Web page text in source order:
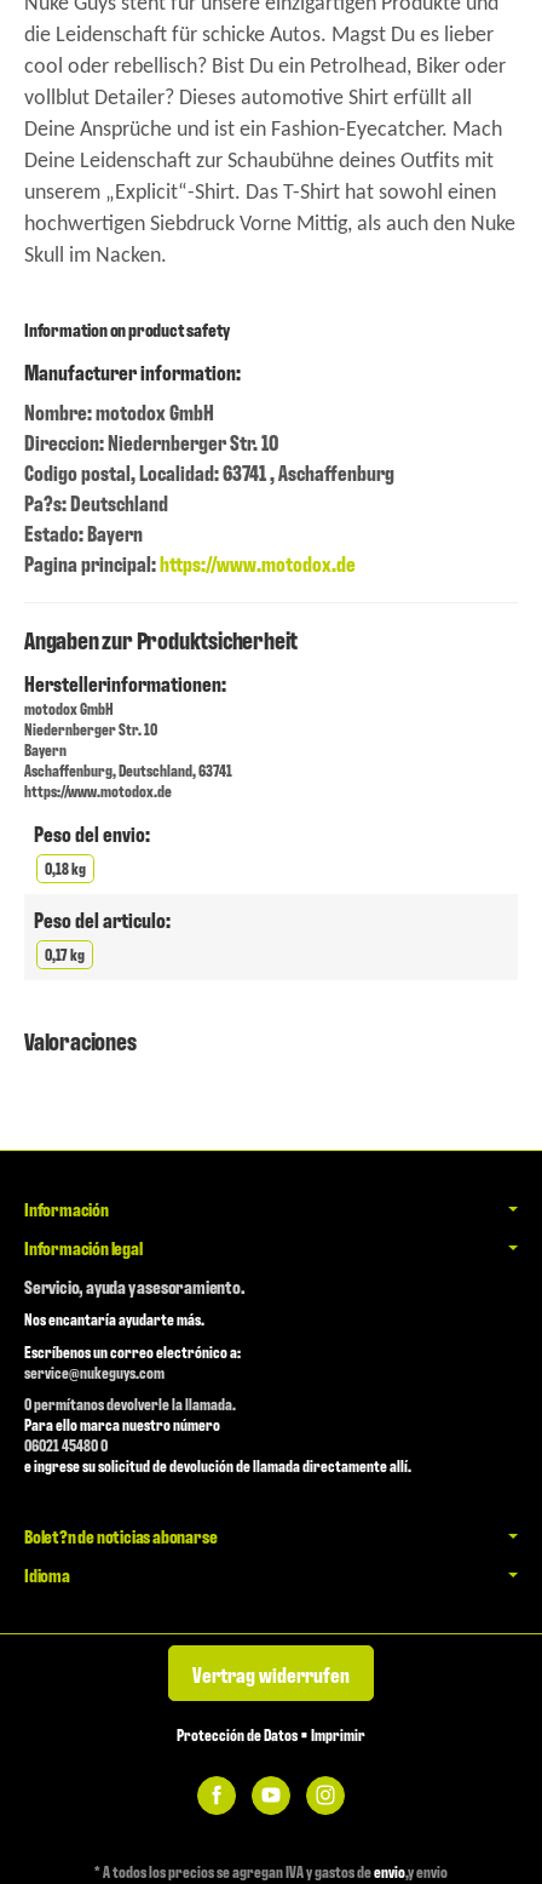
die Leidenschaft für schicke Autos. Magst Du es lieber
cool oder rebellisch? Bist Du ein Petrolhead, Biker oder
vollblut Detailer? Dieses automotive Shirt erfüllt all
Deine Ansprüche und ist ein Fashion-Eyecatcher. Mach
Deine Leidenschaft zur Schaubühne deines Outfits mit
unserem „Explicit“-Shirt. Das T-Shirt hat sowohl einen
hochwertigen Siebdruck Vorne Mittig, als auch den Nuke
Skull im Nacken.
Information on product safety
Manufacturer information:
Nombre: motodox GmbH
Direccion: Niedernberger Str. 10
Codigo postal, Localidad: 63741 , Aschaffenburg
Pa?s: Deutschland
Estado: Bayern
Pagina principal:https://www.motodox.de
Angaben zur Produktsicherheit
Herstellerinformationen:
motodox GmbH
Niedernberger Str. 10
Bayern
Aschaffenburg, Deutschland, 63741
https://www.motodox.de
Peso del envio:
0,18 kg
Peso del articulo:
0,17 kg
Valoraciones
Información
Información legal
Servicio, ayuda y asesoramiento.
Nos encantaría ayudarte más.
Escríbenos un correo electrónico a:
service@nukeguys.com
O permítanos devolverle la llamada.
Para ello marca nuestro número
06021 45480 0
e ingrese su solicitud de devolución de llamada directamente allí.
Bolet?n de noticias abonarse
Idioma
Vertrag widerrufen
Protección de Datos•Imprimir
*A todos los precios se agregan IVA y gastos deenvio,y envio